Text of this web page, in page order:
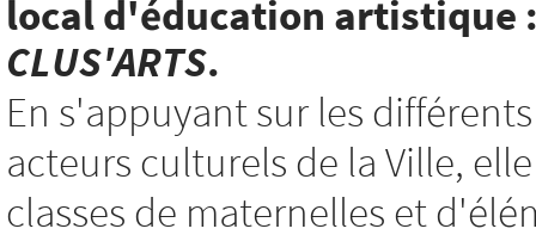
local d'éducation artistique
CLUS'ARTS.
En s'appuyant sur les différents
acteurs culturels de la Ville,
classes de maternelles et